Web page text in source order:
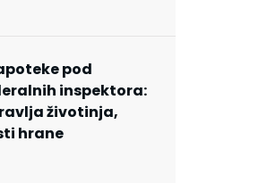
pod
inspektora:
životinja,
hrane